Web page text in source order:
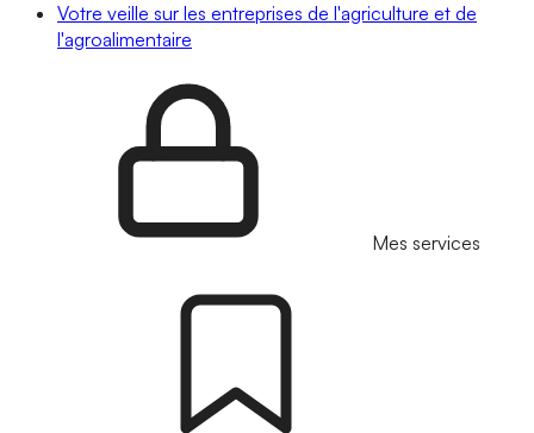
Votre veille sur les entreprises de l'agriculture et de
l'agroalimentaire
Mes services